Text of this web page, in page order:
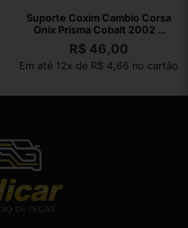
Suporte Coxim Cambio Corsa
Onix Prisma Cobalt 2002 A
2010
R$ 46,00
Em até 12x de R$ 4,66 no cartão